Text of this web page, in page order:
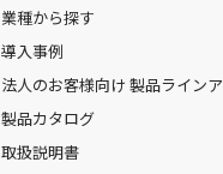
業種から探す
導入事例
法人のお客様向け 製品ライン
製品カタログ
取扱説明書